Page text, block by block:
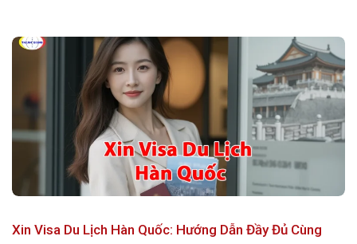
Xin Visa Du Lịch Hàn Quốc: Hướng Dẫn Đầy Đủ Cùng